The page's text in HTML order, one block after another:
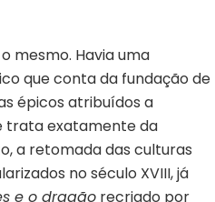
mesmo. Havia uma
que conta da fundação de
épicos atribuídos a
trata exatamente da
a retomada das culturas
no século XVIII, já
e o dragão recriado por